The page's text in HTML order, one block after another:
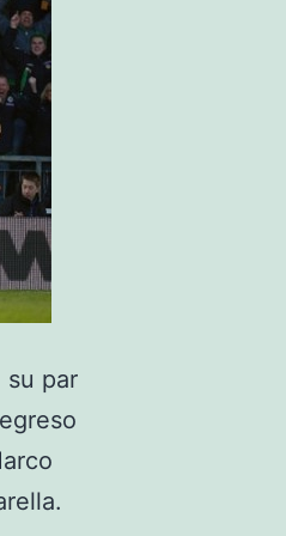
su par